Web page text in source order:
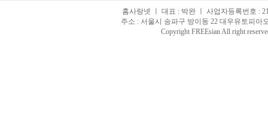
홈사랑넷 ㅣ 대표 : 박완 ㅣ 사업자등록번호 :
주소 : 서울시 송파구 방이동 22 대우유토피아
Copyright FREEsian All right